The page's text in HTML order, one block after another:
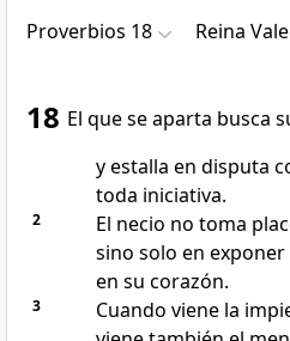
Proverbios 18 Reina
18 El que se aparta busca
y estalla en disputa
toda iniciativa.
2
El necio no toma
sino solo en
en su corazón.
3
Cuando viene la